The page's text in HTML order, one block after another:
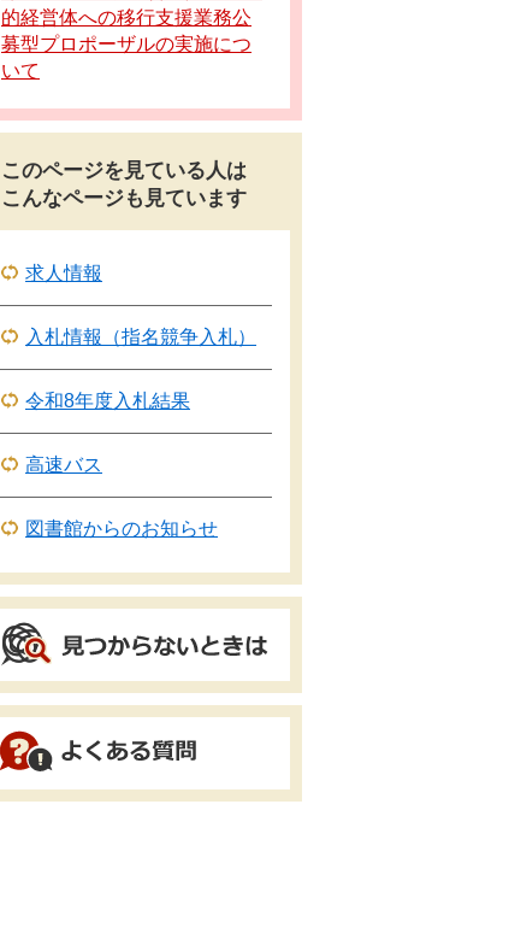
的経営体への移行支援業務公
募型プロポーザルの実施につ
いて
このページを見ている人は
こんなページも見ています
求人情報
入札情報（指名競争入札）
令和8年度入札結果
高速バス
図書館からのお知らせ